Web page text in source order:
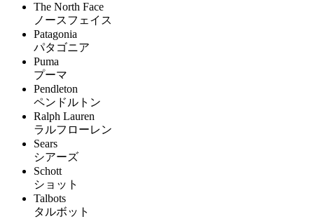
The North Face
ノースフェイス
Patagonia
パタゴニア
Puma
プーマ
Pendleton
ペンドルトン
Ralph Lauren
ラルフローレン
Sears
シアーズ
Schott
ショット
Talbots
タルボット